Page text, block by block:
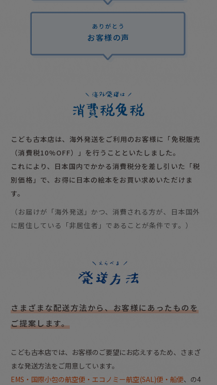
ありがとう
お客様の声
こども古本店は、海外発送をご利用のお客様に「免税販売
（消費税10%OFF）」を行うことといたしました。
これにより、日本国内でかかる消費税分を差し引いた「税
別価格」で、お得に日本の絵本をお買い求めいただけま
す。
（お届けが「海外発送」かつ、消費される方が、日本国外
に居住している「非居住者」であることが条件です。）
さまざまな配送方法から、お客様にあったものを
ご提案します。
こども古本店では、お客様のご要望にお応えするため、さまざ
まな発送方法をご用意しています。
EMS・国際小包の航空便・エコノミー航空(SAL)便・船便、の4